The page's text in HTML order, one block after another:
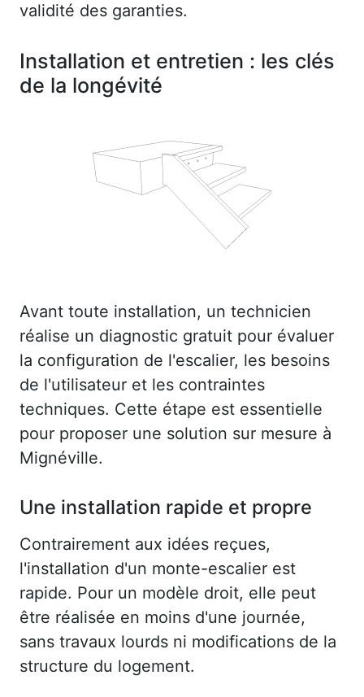
validité des garanties.
Installation et entretien : les clés
de la longévité
Avant toute installation, un technicien
réalise un diagnostic gratuit pour évaluer
la configuration de l'escalier, les besoins
de l'utilisateur et les contraintes
techniques. Cette étape est essentielle
pour proposer une solution sur mesure à
Mignéville.
Une installation rapide et propre
Contrairement aux idées reçues,
l'installation d'un monte-escalier est
rapide. Pour un modèle droit, elle peut
être réalisée en moins d'une journée,
sans travaux lourds ni modifications de la
structure du logement.